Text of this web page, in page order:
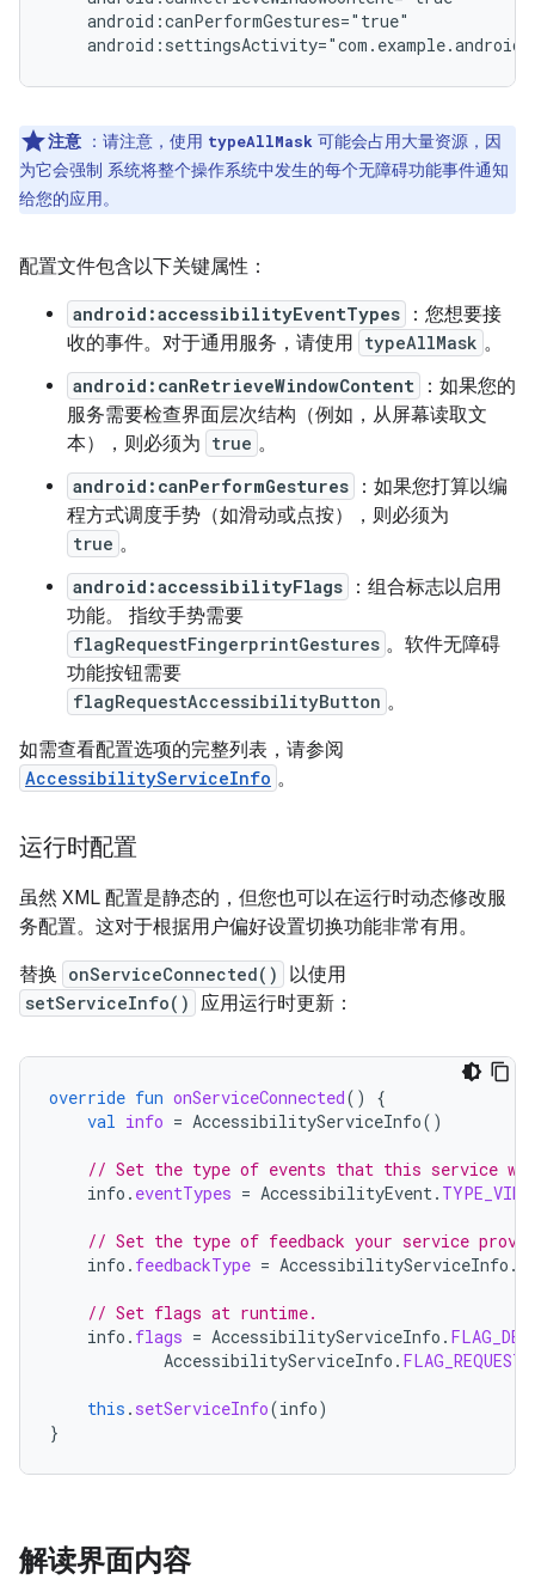
注意 ：请注意，使用 typeAllMask 可能会占用大量资源，因
为它会强制 系统将整个操作系统中发生的每个无障碍功能事件通知
给您的应用。
配置文件包含以下关键属性：
android:accessibilityEventTypes
：您想要接
收的事件。对于通用服务，请使用 typeAllMask 。
android:canRetrieveWindowContent
：如果您的
服务需要检查界面层次结构（例如，从屏幕读取文
本），则必须为 true 。
android:canPerformGestures
：如果您打算以编
程方式调度手势（如滑动或点按），则必须为
true 。
android:accessibilityFlags
：组合标志以启用
功能。 指纹手势需要
flagRequestFingerprintGestures 。软件无障碍
功能按钮需要
flagRequestAccessibilityButton 。
如需查看配置选项的完整列表，请参阅
AccessibilityServiceInfo 。
运行时配置
虽然 XML 配置是静态的，但您也可以在运行时动态修改服
务配置。这对于根据用户偏好设置切换功能非常有用。
替换 onServiceConnected() 以使用
setServiceInfo() 应用运行时更新：
override fun onServiceConnected()
{
val info = AccessibilityServiceInfo()
// Set the type of events that this service
info . eventTypes = AccessibilityEvent.
// Set the type of feedback your service
info . feedbackType = AccessibilityServiceInfo .
// Set flags at runtime.
info . flags = AccessibilityServiceInfo .
AccessibilityServiceInfo .
this . setServiceInfo(info)
}
解读界面内容